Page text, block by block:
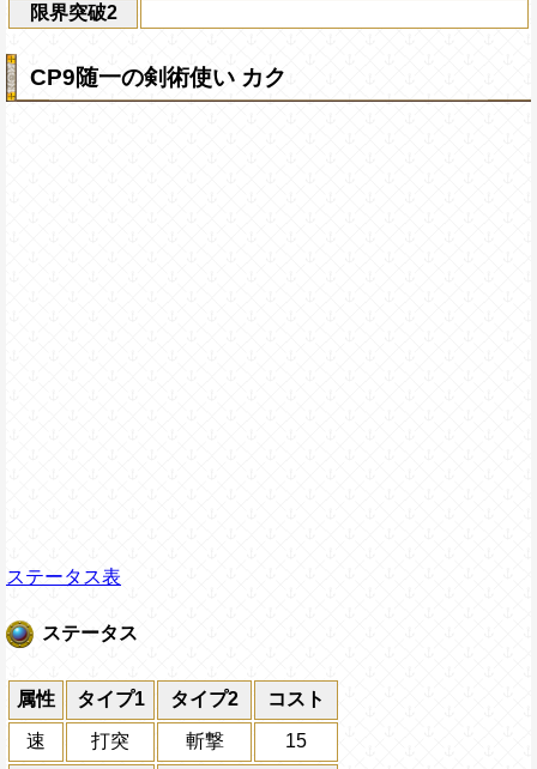
限界突破2
CP9随一の剣術使い カク
ステータス表
ステータス
属性 タイプ1 タイプ2 コスト
速 打突 斬撃 15